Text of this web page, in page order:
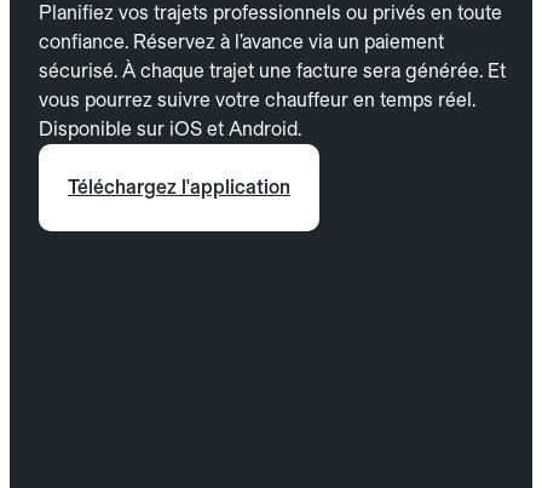
Planifiez vos trajets professionnels ou privés en toute
confiance. Réservez à l’avance via un paiement
sécurisé. À chaque trajet une facture sera générée. Et
vous pourrez suivre votre chauffeur en temps réel.
Disponible sur iOS et Android.
Téléchargez l'application